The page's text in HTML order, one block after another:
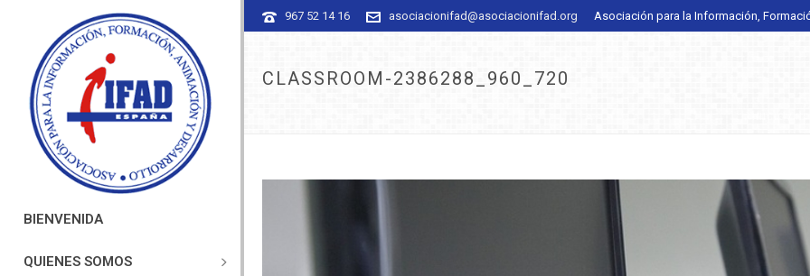
967 52 14 16 asociacionifad@asociacionifad.org Asociación para la Información,
BIENVENIDA
QUIENES SOMOS
CLASSROOM-2386288_960_720